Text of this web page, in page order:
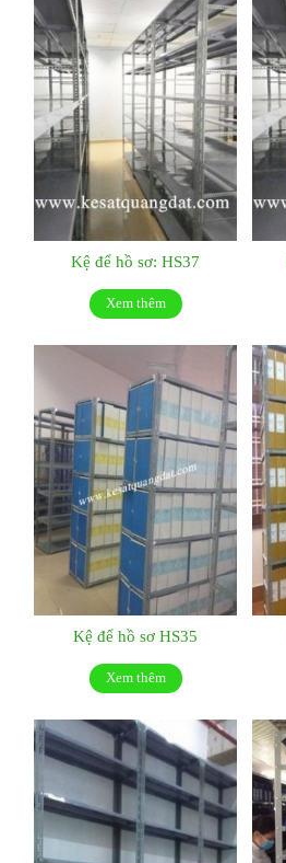
Kệ để hồ sơ: HS37
Xem thêm
Kệ để hồ sơ HS35
Xem thêm